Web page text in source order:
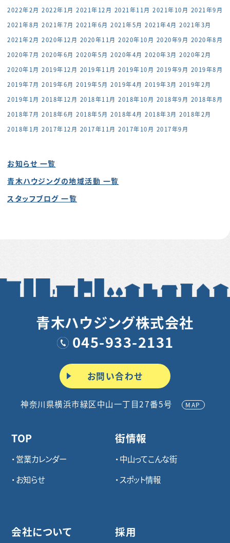
2022年2月 2022年1月 2021年12月 2021年11月 2021年10月 2021年9月
2021年8月 2021年7月 2021年6月 2021年5月 2021年4月 2021年3月
2021年2月 2020年12月 2020年11月 2020年10月 2020年9月 2020年8月
2020年7月 2020年6月 2020年5月 2020年4月 2020年3月 2020年2月
2020年1月 2019年12月 2019年11月 2019年10月 2019年9月 2019年8月
2019年7月 2019年6月 2019年5月 2019年4月 2019年3月 2019年2月
2019年1月 2018年12月 2018年11月 2018年10月 2018年9月 2018年8月
2018年7月 2018年6月 2018年5月 2018年4月 2018年3月 2018年2月
2018年1月 2017年12月 2017年11月 2017年10月 2017年9月
お知らせ 一覧
青木ハウジングの地域活動 一覧
スタッフブログ 一覧
青木ハウジング株式会社
045-933-2131
お問い合わせ
神奈川県横浜市緑区中山一丁目27番5号 MAP
TOP
営業カレンダー
お知らせ
会社について
街情報
中山ってこんな街
スポット情報
採用